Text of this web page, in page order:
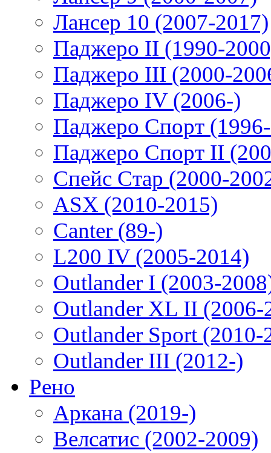
Лансер 10 (2007-2017)
Паджеро II (1990-
Паджеро III (2000-
Паджеро IV (2006-)
Паджеро Спорт
Паджеро Спорт II
Спейс Стар (2000-
ASX (2010-2015)
Canter (89-)
L200 IV (2005-2014)
Outlander I (2003-
Outlander XL II (2006-
Outlander Sport (2010-
Outlander III (2012-)
Рено
Аркана (2019-)
Велсатис (2002-2009)